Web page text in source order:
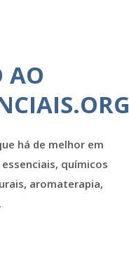
AO
há de melhor em
químicos
aromaterapia,